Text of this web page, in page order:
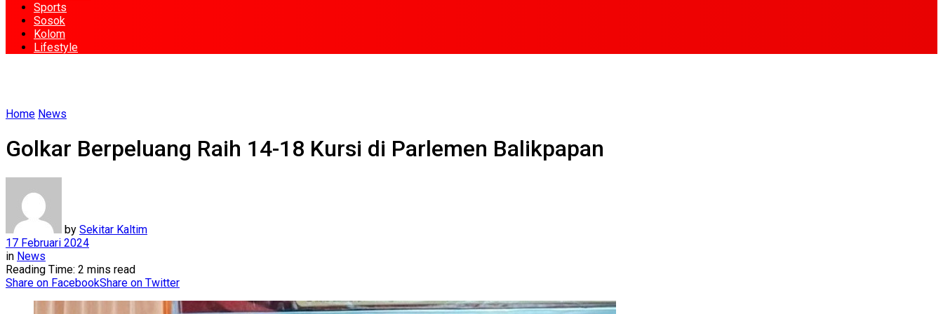
Sports
Sosok
Kolom
Lifestyle
Home News
Golkar Berpeluang Raih 14-18 Kursi di Parlemen Balikpapan
by Sekitar Kaltim
17 Februari 2024
in News
Reading Time: 2 mins read
Share on FacebookShare on Twitter